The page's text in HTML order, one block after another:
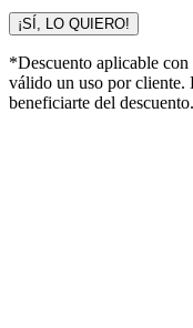
¡SÍ, LO QUIERO!
*Descuento aplicable
válido un uso por cliente.
beneficiarte del descuento.